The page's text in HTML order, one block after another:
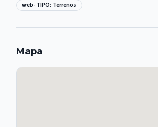
web- TIPO: Terrenos
Mapa